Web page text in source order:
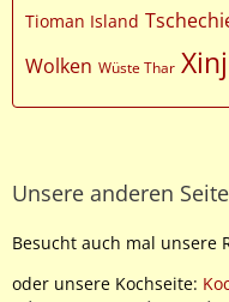
Tioman Island
Wolken Wüste Thar
Unsere anderen
Besucht auch mal unsere
oder unsere Kochseite: